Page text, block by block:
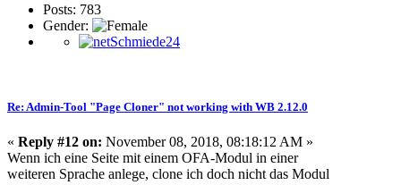
Posts: 783
Gender:
Re: Admin-Tool "Page Cloner" not working with WB 2.12.0
« Reply #12 on: November 08, 2018, 08:18:12 AM »
Wenn ich eine Seite mit einem OFA-Modul in einer
weiteren Sprache anlege, clone ich doch nicht das Modul